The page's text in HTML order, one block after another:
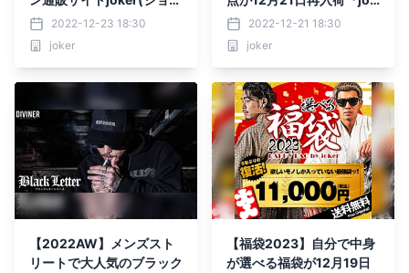
カー)より新作4点が12月2
3日に登場。
2022-12-23 18:30
joker
er(ジョーカー)』
2022-12-21 18:30
joker
【2022AW】メンズスト
リートで大人気のブラック
【福袋2023】自分で中身
が選べる福袋が12月19日